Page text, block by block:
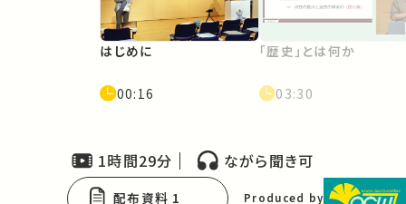
はじめに
00:16
「歴史」とは何か
03:30
1時間29分 ながら聞き可
配布資料 1 Produced by